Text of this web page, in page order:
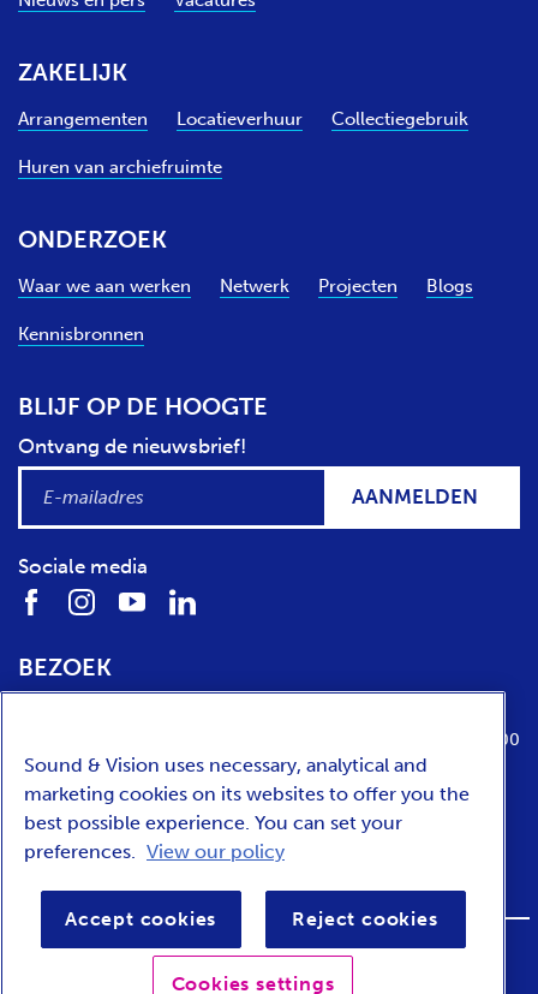
ZAKELIJK
Arrangementen Locatieverhuur Collectiegebruik
Huren van archiefruimte
ONDERZOEK
Waar we aan werken Netwerk Projecten Blogs
Kennisbronnen
BLIJF OP DE HOOGTE
Ontvang de nieuwsbrief!
AANMELDEN
Sociale media
BEZOEK
1217 WE Hilversum
dinsdag t/m zondag van 10:00 tot 17:00
ENGLISH
FOOTER
Privacy Toegankelijkheid Voorwaarden
Sound & Vision uses necessary, analytical and
marketing cookies on its websites to offer you the
best possible experience. You can set your
preferences. View our policy
Accept cookies Reject cookies
Cookies settings